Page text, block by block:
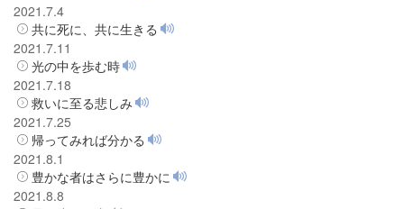
2021.7.4
共に死に、共に生きる
2021.7.11
光の中を歩む時
2021.7.18
救いに至る悲しみ
2021.7.25
帰ってみれば分かる
2021.8.1
豊かな者はさらに豊かに
2021.8.8